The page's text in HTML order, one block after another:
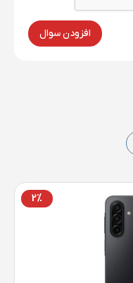
افزودن سوال
2%